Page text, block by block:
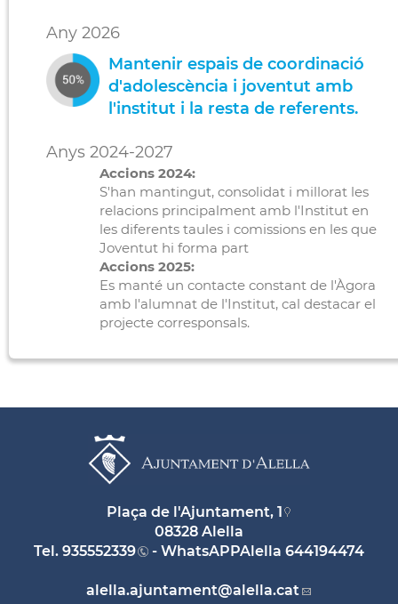
Any 2026
Mantenir espais de coordinació
d'adolescència i joventut amb
l'institut i la resta de referents.
Anys 2024-2027
Accions 2024:
S'han mantingut, consolidat i millorat les
relacions principalment amb l'Institut en
les diferents taules i comissions en les que
Joventut hi forma part
Accions 2025:
Es manté un contacte constant de l'Àgora
amb l'alumnat de l'Institut, cal destacar el
projecte corresponsals.
Plaça de l'Ajuntament, 1
08328 Alella
Tel. 935552339 - WhatsAPPAlella 644194474
alella.ajuntament@alella.cat